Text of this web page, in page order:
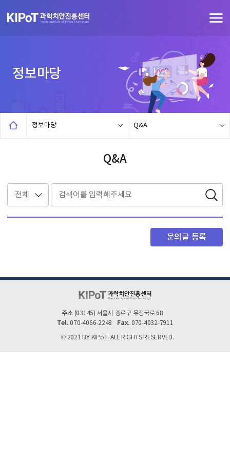
정보마당
정보마당 Q&A
Q&A
문의글 등록
주소(03145) 서울시 종로구 우정국로 68
Tel. 070-4066-2248 Fax. 070-4032-7911
© 2021 BY KIPoT. ALL RIGHTS RESERVED.